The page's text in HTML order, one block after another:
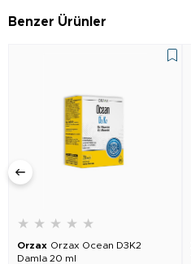
Benzer Ürünler
★ ★ ★ ★ ★
Orzax Orzax Ocean D3K2
Damla 20 ml